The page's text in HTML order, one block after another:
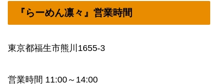
『らーめん凛々』営業時間
東京都福生市熊川1655-3
営業時間 11:00～14:00